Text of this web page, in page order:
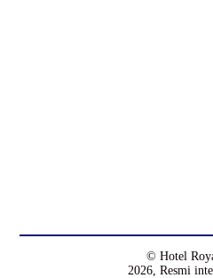
© Hotel
2026, Resmi